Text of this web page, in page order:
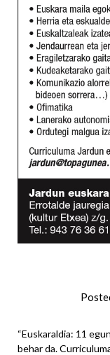
“Euskaraldia: 11
behar da.